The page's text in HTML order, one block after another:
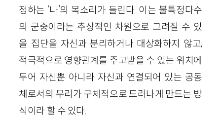
정하는 ‘나’의 목소리가 들린다. 이는 불특정다수
의 군중이라는 추상적인 차원으로 그려질 수 있
을 집단을 자신과 분리하거나 대상화하지 않고,
적극적으로 영향관계를 주고받을 수 있는 위치에
두어 자신뿐 아니라 자신과 연결되어 있는 공동
체로서의 무리가 구체적으로 드러나게 만드는 방
식이라 할 수 있다.